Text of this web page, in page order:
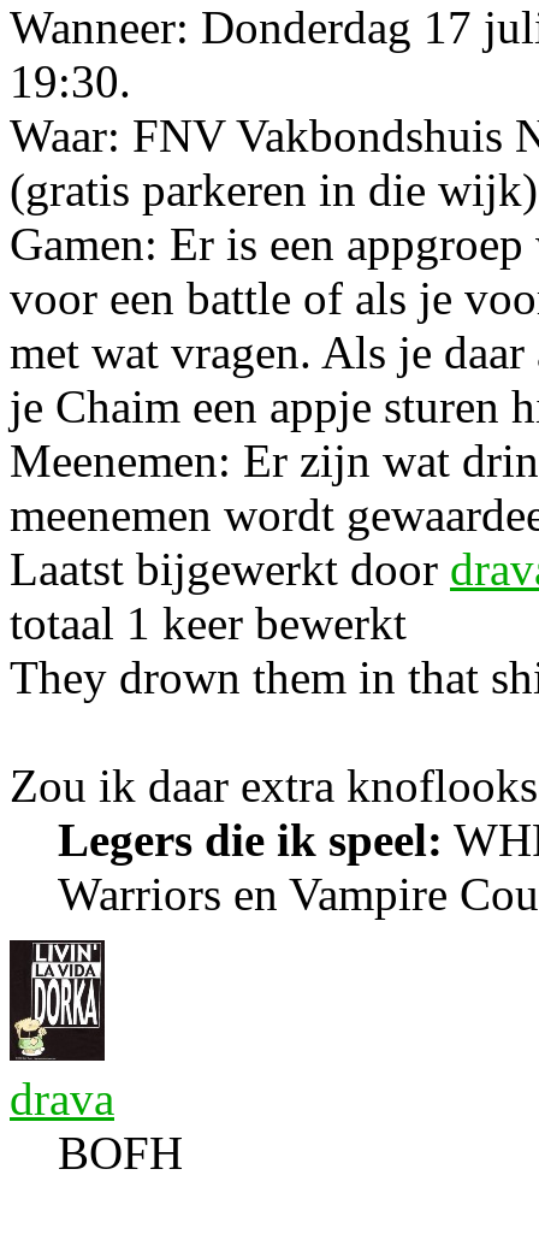
Wanneer: Donderdag 17
19:30.
Waar: FNV Vakbondshuis
(gratis parkeren in die
Gamen: Er is een
voor een battle of als je
met wat vragen. Als je
je Chaim een appje sturen
Meenemen: Er zijn wat
meenemen wordt
Laatst bijgewerkt door
totaal 1 keer bewerkt
They drown them in that
Zou ik daar extra
Legers die ik speel:
Warriors en Vampire
drava
BOFH